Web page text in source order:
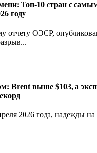
Топ-10 стран с
году
отчету ОЭСР,
Brent выше $103, а
2026 года, надежды на